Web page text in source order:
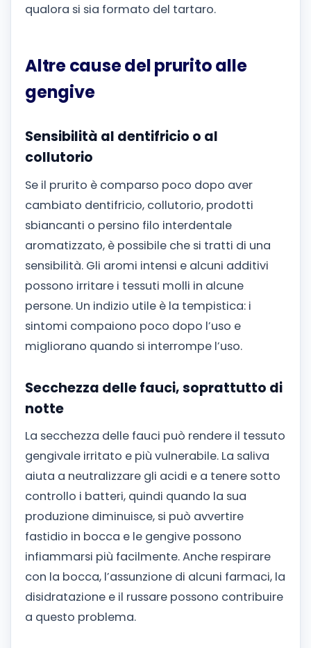
qualora si sia formato del tartaro.
Altre cause del prurito alle
gengive
Sensibilità al dentifricio o al
collutorio
Se il prurito è comparso poco dopo aver
cambiato dentifricio, collutorio, prodotti
sbiancanti o persino filo interdentale
aromatizzato, è possibile che si tratti di una
sensibilità. Gli aromi intensi e alcuni additivi
possono irritare i tessuti molli in alcune
persone. Un indizio utile è la tempistica: i
sintomi compaiono poco dopo l’uso e
migliorano quando si interrompe l’uso.
Secchezza delle fauci, soprattutto di
notte
La secchezza delle fauci può rendere il tessuto
gengivale irritato e più vulnerabile. La saliva
aiuta a neutralizzare gli acidi e a tenere sotto
controllo i batteri, quindi quando la sua
produzione diminuisce, si può avvertire
fastidio in bocca e le gengive possono
infiammarsi più facilmente. Anche respirare
con la bocca, l’assunzione di alcuni farmaci, la
disidratazione e il russare possono contribuire
a questo problema.